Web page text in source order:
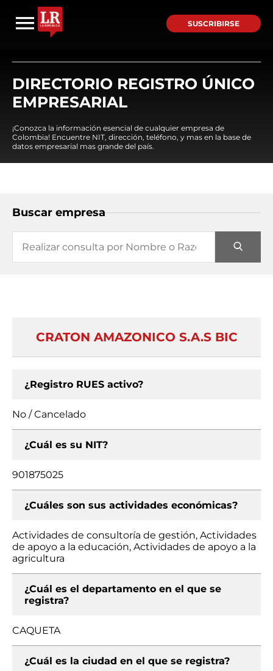
SUSCRIBIRSE
DIRECTORIO REGISTRO ÚNICO
EMPRESARIAL
¡Conozca la información esencial de cualquier empresa de
Colombia! Encuentre NIT, dirección, teléfono, y mas en la base de
datos empresarial mas grande del país.
Buscar empresa
CRATON AMAZONICO S.A.S BIC
¿Registro RUES activo?
No / Cancelado
¿Cuál es su NIT?
901875025
¿Cuáles son sus actividades económicas?
Actividades de consultoría de gestión, Actividades
de apoyo a la educación, Actividades de apoyo a la
agricultura
¿Cuál es el departamento en el que se
registra?
CAQUETA
¿Cuál es la ciudad en el que se registra?